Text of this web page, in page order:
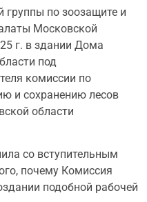
по зоозащите и
Московской
г. в здании Дома
под
комиссии по
и сохранению лесов
области
со вступительным
почему Комиссия
подобной рабочей